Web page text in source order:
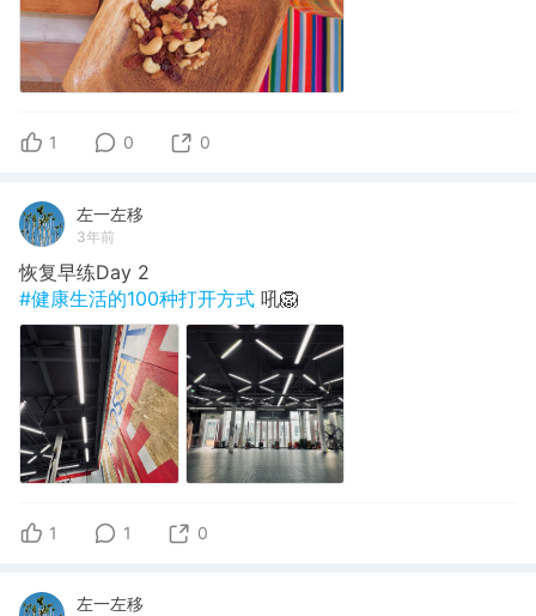
1 0 0
左一左移
3年前
恢复早练Day 2
#健康生活的100种打开方式 吼🦁️
1 1 0
左一左移